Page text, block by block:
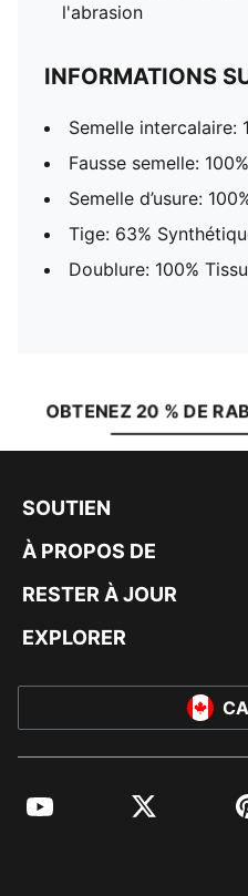
l'abrasion
INFORMATIONS
Semelle intercalaire:
Fausse semelle:
Semelle d’usure:
Tige: 63%
Doublure: 100% Tissu
OBTENEZ 20 % DE
SOUTIEN
À PROPOS DE
RESTER À JOUR
EXPLORER
YouTube Twitter